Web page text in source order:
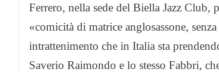
Ferrero, nella sede del Biella Jazz Club,
«comicità di matrice anglosassone,
intrattenimento che in Italia sta
Saverio Raimondo e lo stesso Fabbri,